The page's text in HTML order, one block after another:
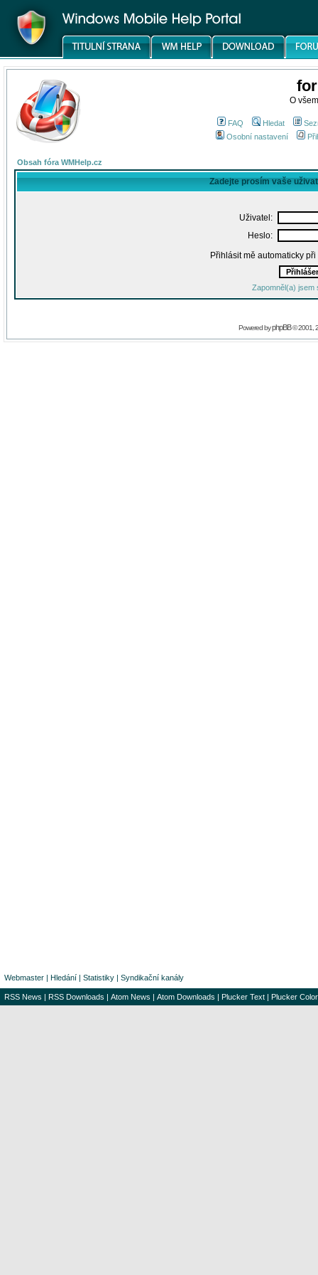
O
FAQ Hledat
Osobní nastavení
Obsah fóra WMHelp.cz
Zadejte prosím vaše
Uživatel:
Heslo:
Přihlásit mě automaticky
Zapomněl(a) jsem
Powered byphpBB© 2001,
Webmaster | Hledání | Statistiky | Syndikační kanály
RSS News | RSS Downloads | Atom News | Atom Downloads | Plucker Text | Plucker Color